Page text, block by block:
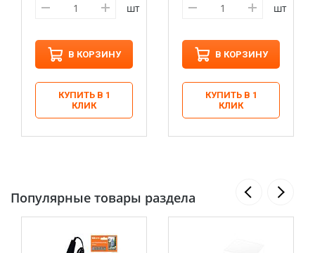
шт
В КОРЗИНУ
КУПИТЬ В 1
КЛИК
шт
В КОРЗИНУ
КУПИТЬ В 1
КЛИК
Популярные товары раздела